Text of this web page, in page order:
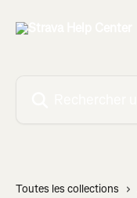
Toutes les collections